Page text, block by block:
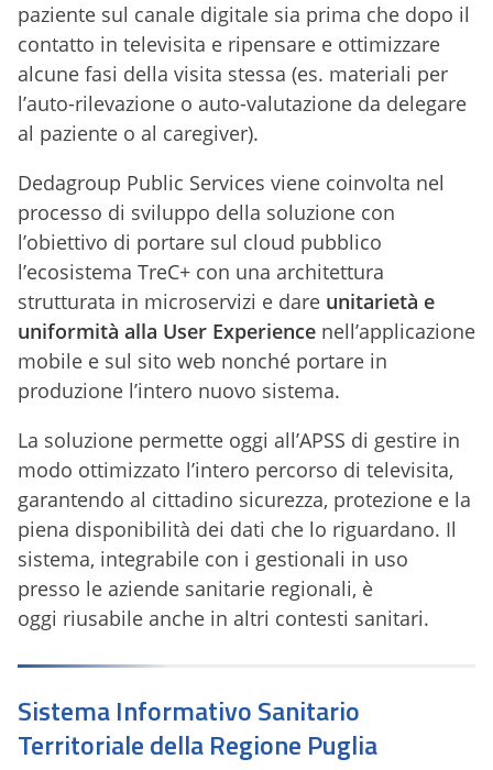
paziente sul canale digitale sia prima che dopo il
contatto in televisita e ripensare e ottimizzare
alcune fasi della visita stessa (es. materiali per
l’auto-rilevazione o auto-valutazione da delegare
al paziente o al caregiver).
Dedagroup Public Services viene coinvolta nel
processo di sviluppo della soluzione con
l’obiettivo di portare sul cloud pubblico
l’ecosistema TreC+ con una architettura
strutturata in microservizi e dare unitarietà e
uniformità alla User Experience nell’applicazione
mobile e sul sito web nonché portare in
produzione l’intero nuovo sistema.
La soluzione permette oggi all’APSS di gestire in
modo ottimizzato l’intero percorso di televisita,
garantendo al cittadino sicurezza, protezione e la
piena disponibilità dei dati che lo riguardano. Il
sistema, integrabile con i gestionali in uso
presso le aziende sanitarie regionali, è
oggi riusabile anche in altri contesti sanitari.
Sistema Informativo Sanitario
Territoriale della Regione Puglia